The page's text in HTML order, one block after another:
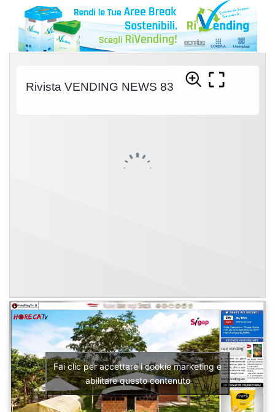
Fai clic per accettare i cookie marketing e
abilitare questo contenuto